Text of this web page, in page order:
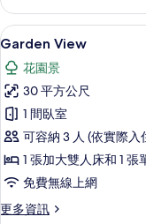
詳
情
顯
示
Garden
View
的
所
有
相
片
8
Garden View
花園景
30 平方公尺
1 間臥室
可容納 3 人 (依實際入
1 張加大雙人床和 1 張
免費無線上網
更多資訊
更